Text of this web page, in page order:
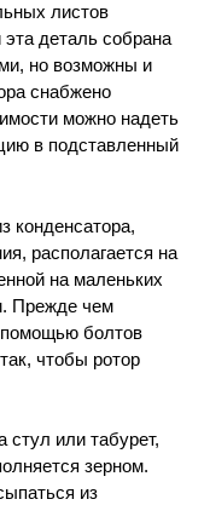
листов
деталь собрана
но возможны и
снабжено
можно надеть
в подставленный
конденсатора,
располагается на
на маленьких
Прежде чем
помощью болтов
чтобы ротор
стул или табурет,
зерном.
из